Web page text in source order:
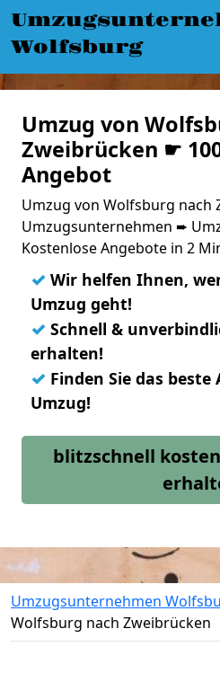
Wolfsburg
Umzug von
Zweibrücken ☛
Angebot
Umzug von Wolfsburg nach
Umzugsunternehmen ➨
Kostenlose Angebote in 2
✓ Wir helfen Ihnen,
Umzug geht!
✓ Schnell &
erhalten!
✓ Finden Sie das
Umzug!
blitzschnell
Umzugsunternehmen
Wolfsburg nach Zweibrücken